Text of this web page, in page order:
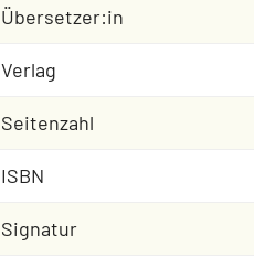
Übersetzer:in
Verlag
Seitenzahl
ISBN
Signatur